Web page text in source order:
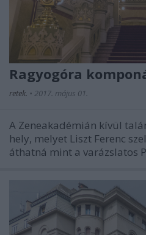
Ragyogóra
retek. • 2017. május 01.
A Zeneakadémián kívül
hely, melyet Liszt Ferenc
áthatná mint a varázslatos